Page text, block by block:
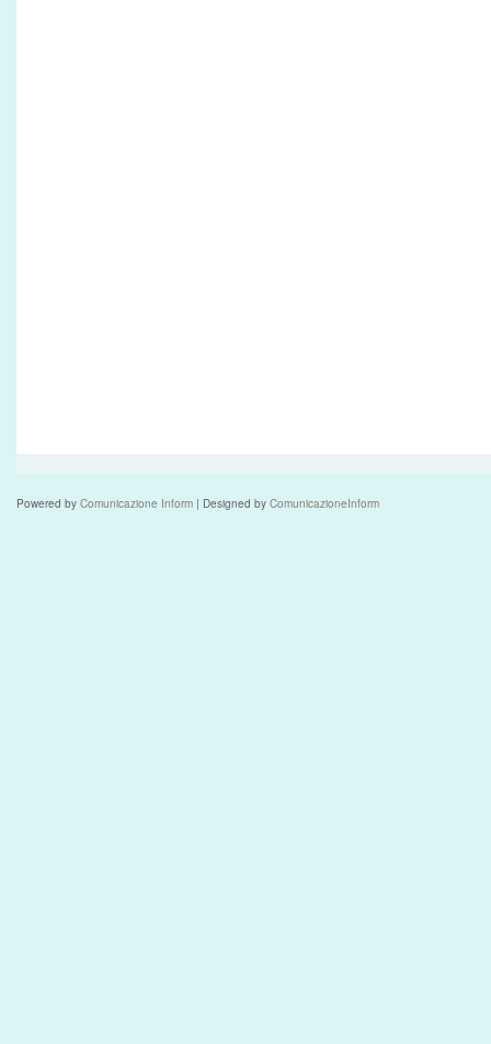
Powered by Comunicazione Inform | Designed by ComunicazioneInform